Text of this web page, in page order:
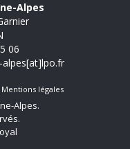
Alpes
06
alpes[at]lpo.fr
Mentions légales
Alpes.